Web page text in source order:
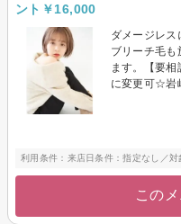
ント￥16,000
ダメージレ
ブリーチ毛も
ます。【要
に変更可☆岩
利用条件：来店日条件：指定なし／
この